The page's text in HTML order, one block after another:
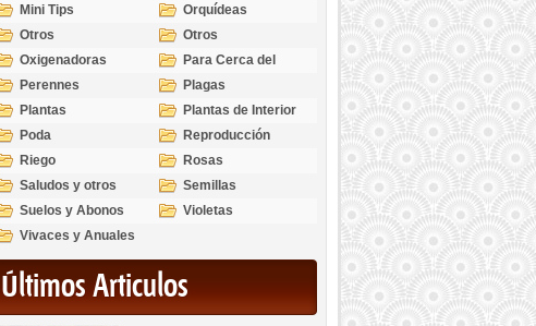
Mini Tips
Orquídeas
Otros
Otros
Oxigenadoras
Para Cerca del
Estanque
Perennes
Plagas
Plantas
Plantas de Interior
Poda
Reproducción
Riego
Rosas
Saludos y otros
temas
Semillas
Suelos y Abonos
Violetas
Vivaces y Anuales
Últimos Articulos